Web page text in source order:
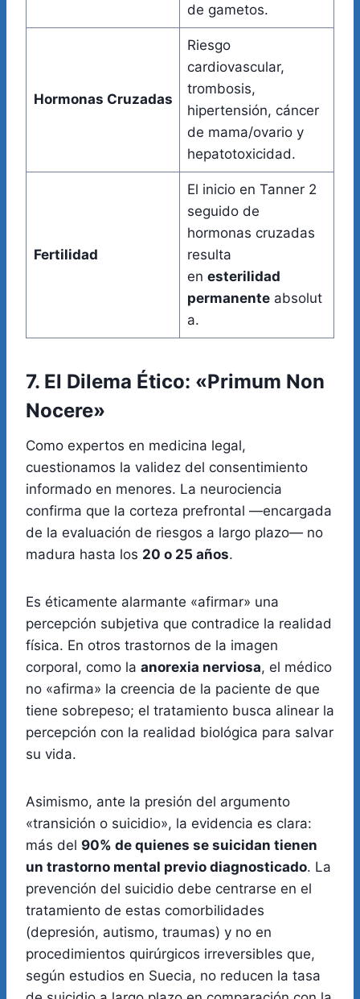
de gametos.
Hormonas Cruzadas
Riesgo
cardiovascular,
trombosis,
hipertensión, cáncer
de mama/ovario y
hepatotoxicidad.
Fertilidad
El inicio en Tanner 2
seguido de
hormonas cruzadas
resulta
en esterilidad
permanenteabsolut
a.
7. El Dilema Ético: «Primum Non
Nocere»
Como expertos en medicina legal,
cuestionamos la validez del consentimiento
informado en menores. La neurociencia
confirma que la corteza prefrontal —encargada
de la evaluación de riesgos a largo plazo— no
madura hasta los 20 o 25 años.
Es éticamente alarmante «afirmar» una
percepción subjetiva que contradice la realidad
física. En otros trastornos de la imagen
corporal, como la anorexia nerviosa, el médico
no «afirma» la creencia de la paciente de que
tiene sobrepeso; el tratamiento busca alinear la
percepción con la realidad biológica para salvar
su vida.
Asimismo, ante la presión del argumento
«transición o suicidio», la evidencia es clara:
más del 90% de quienes se suicidan tienen
un trastorno mental previo diagnosticado. La
prevención del suicidio debe centrarse en el
tratamiento de estas comorbilidades
(depresión, autismo, traumas) y no en
procedimientos quirúrgicos irreversibles que,
según estudios en Suecia, no reducen la tasa